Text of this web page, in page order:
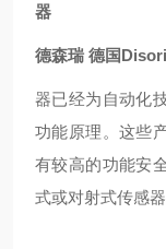
器
德森瑞 德国
器已经为自动化
功能原理。这些
有较高的功能安
式或对射式传感器